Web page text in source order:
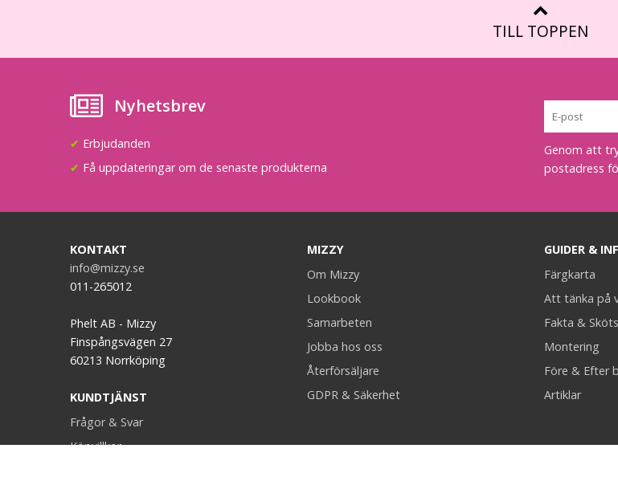
TILL TOPPEN
Nyhetsbrev
✔ Erbjudanden
✔ Få uppdateringar om de senaste produkterna
Genom att
postadress
KONTAKT
info@mizzy.se
011-265012
Phelt AB - Mizzy
Finspångsvägen 27
60213 Norrköping
KUNDTJÄNST
Frågor & Svar
Köpvillkor
MIZZY
Om Mizzy
Lookbook
Samarbeten
Jobba hos oss
Återförsäljare
GDPR & Säkerhet
GUIDER &
Färgkarta
Att tänka på
Fakta &
Montering
Före & Efter
Artiklar